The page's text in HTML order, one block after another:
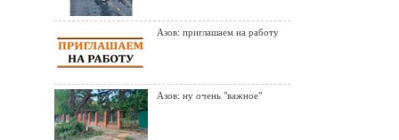
Азов: приглашаем на работу
Азов: ну очень "важное"